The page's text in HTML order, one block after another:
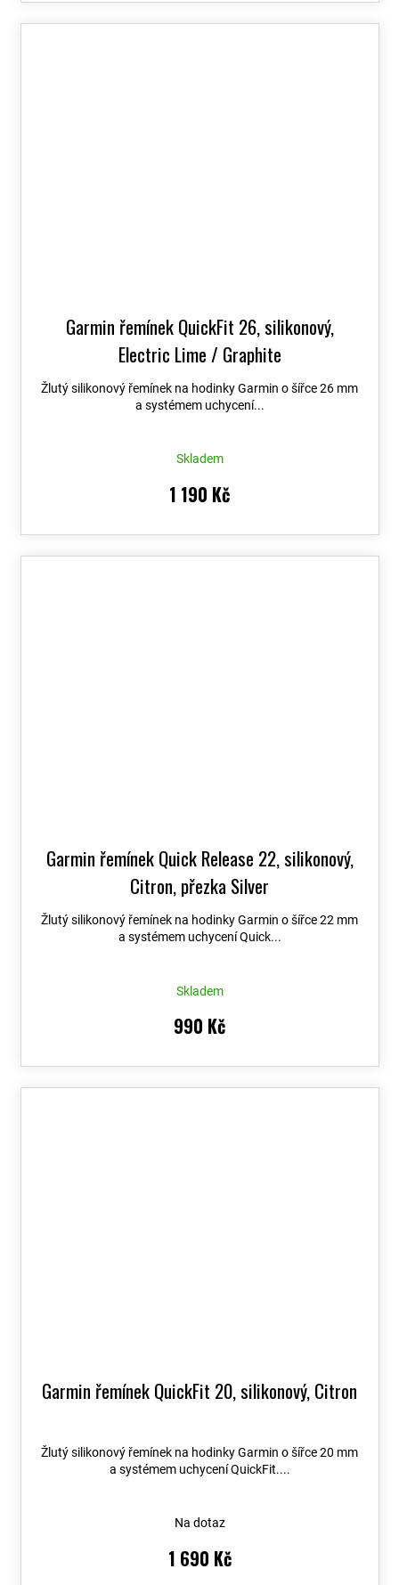
Garmin řemínek QuickFit 26, silikonový,
Electric Lime / Graphite
Žlutý silikonový řemínek na hodinky Garmin o šířce 26 mm
a systémem uchycení...
Skladem
1 190 Kč
Garmin řemínek Quick Release 22, silikonový,
Citron, přezka Silver
Žlutý silikonový řemínek na hodinky Garmin o šířce 22 mm
a systémem uchycení Quick...
Skladem
990 Kč
Garmin řemínek QuickFit 20, silikonový, Citron
Žlutý silikonový řemínek na hodinky Garmin o šířce 20 mm
a systémem uchycení QuickFit....
Na dotaz
1 690 Kč